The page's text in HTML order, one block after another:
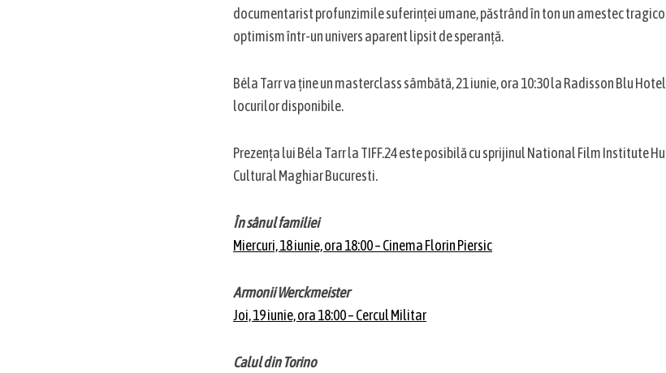
documentarist profunzimile suferinței umane, păstrând în ton un amestec
optimism într-un univers aparent lipsit de speranță.
Béla Tarr va ține un masterclass sâmbătă, 21 iunie, ora 10:30 la Radisson Blu
locurilor disponibile.
Prezența lui Béla Tarr la TIFF.24 este posibilă cu sprijinul National Film Institute
Cultural Maghiar Bucuresti.
În sânul familiei
Miercuri, 18 iunie, ora 18:00 – Cinema Florin Piersic
Armonii Werckmeister
Joi, 19 iunie, ora 18:00 – Cercul Militar
Calul din Torino